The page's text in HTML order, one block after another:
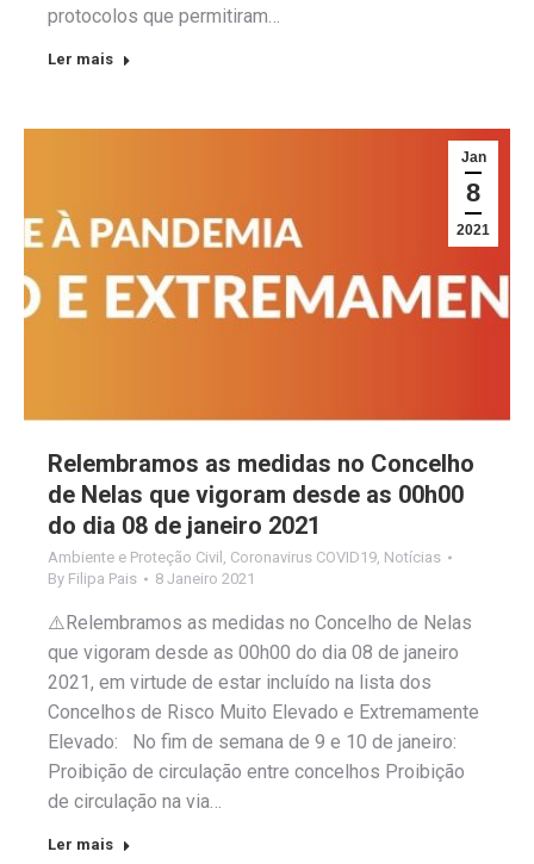
protocolos que permitiram…
Ler mais
Jan
8
2021
Relembramos as medidas no Concelho
de Nelas que vigoram desde as 00h00
do dia 08 de janeiro 2021
Ambiente e Proteção Civil Coronavirus COVID19 Notícias
By Filipa Pais 8 Janeiro 2021
⚠️Relembramos as medidas no Concelho de Nelas
que vigoram desde as 00h00 do dia 08 de janeiro
2021, em virtude de estar incluído na lista dos
Concelhos de Risco Muito Elevado e Extremamente
Elevado: No fim de semana de 9 e 10 de janeiro:
Proibição de circulação entre concelhos Proibição
de circulação na via…
Ler mais